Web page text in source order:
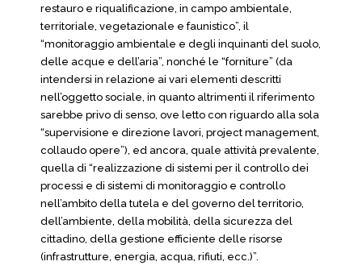
restauro e riqualificazione, in campo ambientale,
territoriale, vegetazionale e faunistico”, il
“monitoraggio ambientale e degli inquinanti del suolo,
delle acque e dell’aria”, nonché le “forniture” (da
intendersi in relazione ai vari elementi descritti
nell’oggetto sociale, in quanto altrimenti il riferimento
sarebbe privo di senso, ove letto con riguardo alla sola
“supervisione e direzione lavori, project management,
collaudo opere”), ed ancora, quale attività prevalente,
quella di “realizzazione di sistemi per il controllo dei
processi e di sistemi di monitoraggio e controllo
nell’ambito della tutela e del governo del territorio,
dell’ambiente, della mobilità, della sicurezza del
cittadino, della gestione efficiente delle risorse
(infrastrutture, energia, acqua, rifiuti, ecc.)”.